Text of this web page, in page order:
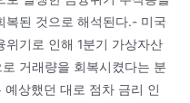
복된 것으로 해석된다.- 미국
기로 인해 1분기 가상자산
거래량을 회복시켰다는 분
상했던 대로 점차 금리 인